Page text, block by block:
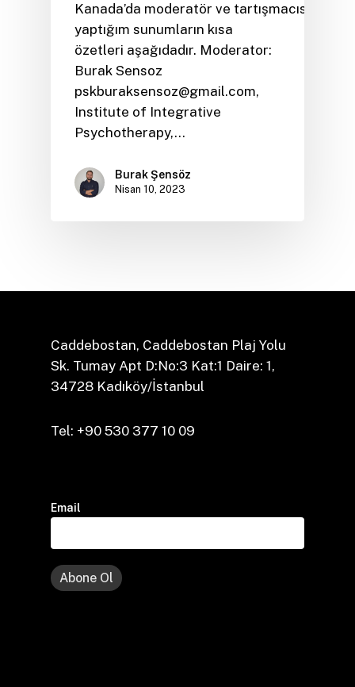
Kanada’da moderatör ve tartışmacısı olarak
yaptığım sunumların kısa
özetleri aşağıdadır. Moderator:
Burak Sensoz
pskburaksensoz@gmail.com,
Institute of Integrative
Psychotherapy,…
Burak Şensöz
Nisan 10, 2023
Caddebostan, Caddebostan Plaj Yolu
Sk. Tumay Apt D:No:3 Kat:1 Daire: 1,
34728 Kadıköy/İstanbul
Tel: +90 530 377 10 09
Email